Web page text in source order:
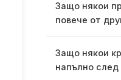
Защо някои
повече от
Защо някои
напълно